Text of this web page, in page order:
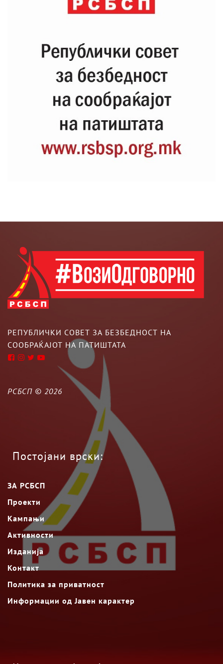
РЕПУБЛИЧКИ СОВЕТ ЗА БЕЗБЕДНОСТ НА
СООБРАЌАЈОТ НА ПАТИШТАТА
РСБСП © 2026
Постојани врски:
ЗА РСБСП
Проекти
Кампањи
Активности
Изданија
Контакт
Политика за приватност
Информации од Јавен карактер